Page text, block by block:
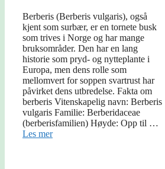
Berberis (Berberis vulgaris), også
kjent som surbær, er en tornete busk
som trives i Norge og har mange
bruksområder. Den har en lang
historie som pryd- og nytteplante i
Europa, men dens rolle som
mellomvert for soppen svartrust har
påvirket dens utbredelse. Fakta om
berberis Vitenskapelig navn: Berberis
vulgaris Familie: Berberidaceae
(berberisfamilien) Høyde: Opp til …
Les mer